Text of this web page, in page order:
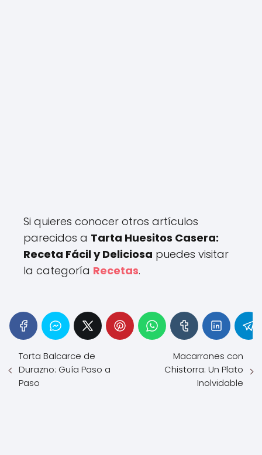
Si quieres conocer otros artículos
parecidos a Tarta Huesitos Casera:
Receta Fácil y Deliciosa puedes visitar
la categoría Recetas.
Torta Balcarce de
Durazno: Guía Paso a
Paso
Macarrones con
Chistorra: Un Plato
Inolvidable